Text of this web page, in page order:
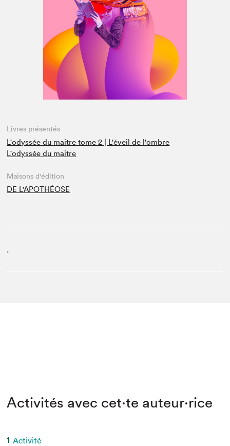
Espace médias
Livres présentés
L'odyssée du maitre tome 2 | L'éveil de l'ombre
L'odyssée du maitre
Maisons d'édition
DE L'APOTHÉOSE
.
Activités avec cet·te auteur·rice
1 Activité